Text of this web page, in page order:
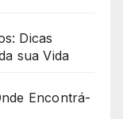
Dicas
sua Vida
Encontrá-